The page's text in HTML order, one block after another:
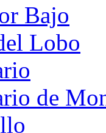
Bajo
Lobo
de